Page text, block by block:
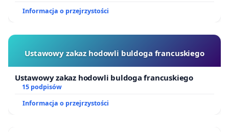
Informacja o przejrzystości
Ustawowy zakaz hodowli buldoga francuskiego
Ustawowy zakaz hodowli buldoga francuskiego
15 podpisów
Informacja o przejrzystości